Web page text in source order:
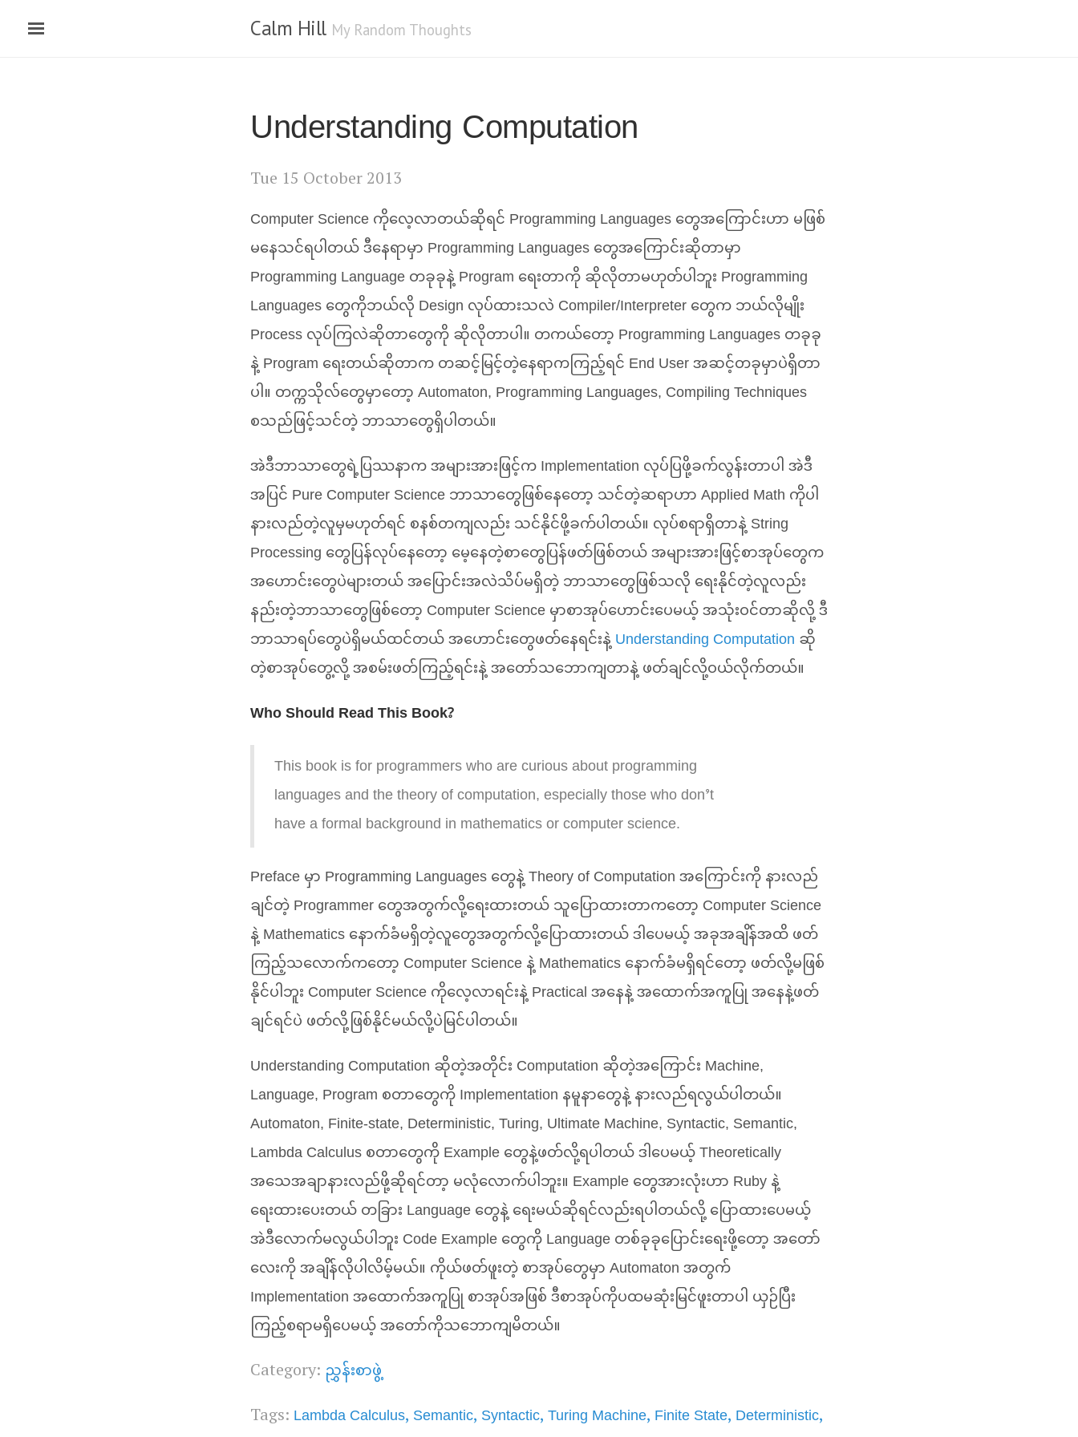
Calm Hill My Random Thoughts
Understanding Computation
Tue 15 October 2013
Computer Science ကိုလေ့လာတယ်ဆိုရင် Programming Languages တွေအကြောင်းဟာ မဖြစ်
မနေသင်ရပါတယ် ဒီနေရာမှာ Programming Languages တွေအကြောင်းဆိုတာမှာ
Programming Language တခုခုနဲ့ Program ရေးတာကို ဆိုလိုတာမဟုတ်ပါဘူး Programming
Languages တွေကိုဘယ်လို Design လုပ်ထားသလဲ Compiler/Interpreter တွေက ဘယ်လိုမျိုး
Process လုပ်ကြလဲဆိုတာတွေကို ဆိုလိုတာပါ။ တကယ်တော့ Programming Languages တခုခု
နဲ့ Program ရေးတယ်ဆိုတာက တဆင့်မြင့်တဲ့နေရာကကြည့်ရင် End User အဆင့်တခုမှာပဲရှိတာ
ပါ။ တက္ကသိုလ်တွေမှာတော့ Automaton, Programming Languages, Compiling Techniques
စသည်ဖြင့်သင်တဲ့ ဘာသာတွေရှိပါတယ်။
အဲဒီဘာသာတွေရဲ့ပြဿနာက အများအားဖြင့်က Implementation လုပ်ပြဖို့ခက်လွန်းတာပါ အဲဒီ
အပြင် Pure Computer Science ဘာသာတွေဖြစ်နေတော့ သင်တဲ့ဆရာဟာ Applied Math ကိုပါ
နားလည်တဲ့လူမှမဟုတ်ရင် စနစ်တကျလည်း သင်နိုင်ဖို့ခက်ပါတယ်။ လုပ်စရာရှိတာနဲ့ String
Processing တွေပြန်လုပ်နေတော့ မေ့နေတဲ့စာတွေပြန်ဖတ်ဖြစ်တယ် အများအားဖြင့်စာအုပ်တွေက
အဟောင်းတွေပဲများတယ် အပြောင်းအလဲသိပ်မရှိတဲ့ ဘာသာတွေဖြစ်သလို ရေးနိုင်တဲ့လူလည်း
နည်းတဲ့ဘာသာတွေဖြစ်တော့ Computer Science မှာစာအုပ်ဟောင်းပေမယ့် အသုံးဝင်တာဆိုလို့ ဒီ
ဘာသာရပ်တွေပဲရှိမယ်ထင်တယ် အဟောင်းတွေဖတ်နေရင်းနဲ့Understanding Computationဆို
တဲ့စာအုပ်တွေ့လို့ အစမ်းဖတ်ကြည့်ရင်းနဲ့ အတော်သဘောကျတာနဲ့ ဖတ်ချင်လို့ဝယ်လိုက်တယ်။
Who Should Read This Book?
This book is for programmers who are curious about programming
languages and the theory of computation, especially those who don’t
have a formal background in mathematics or computer science.
Preface မှာ Programming Languages တွေနဲ့ Theory of Computation အကြောင်းကို နားလည်
ချင်တဲ့ Programmer တွေအတွက်လို့ရေးထားတယ် သူပြောထားတာကတော့ Computer Science
နဲ့ Mathematics နောက်ခံမရှိတဲ့လူတွေအတွက်လို့ပြောထားတယ် ဒါပေမယ့် အခုအချိန်အထိ ဖတ်
ကြည့်သလောက်ကတော့ Computer Science နဲ့ Mathematics နောက်ခံမရှိရင်တော့ ဖတ်လို့မဖြစ်
နိုင်ပါဘူး Computer Science ကိုလေ့လာရင်းနဲ့ Practical အနေနဲ့ အထောက်အကူပြု အနေနဲ့ဖတ်
ချင်ရင်ပဲ ဖတ်လို့ဖြစ်နိုင်မယ်လို့ပဲမြင်ပါတယ်။
Understanding Computation ဆိုတဲ့အတိုင်း Computation ဆိုတဲ့အကြောင်း Machine,
Language, Program စတာတွေကို Implementation နမူနာတွေနဲ့ နားလည်ရလွယ်ပါတယ်။
Automaton, Finite-state, Deterministic, Turing, Ultimate Machine, Syntactic, Semantic,
Lambda Calculus စတာတွေကို Example တွေနဲ့ဖတ်လို့ရပါတယ် ဒါပေမယ့် Theoretically
အသေအချာနားလည်ဖို့ဆိုရင်တာ့ မလုံလောက်ပါဘူး။ Example တွေအားလုံးဟာ Ruby နဲ့
ရေးထားပေးတယ် တခြား Language တွေနဲ့ ရေးမယ်ဆိုရင်လည်းရပါတယ်လို့ ပြောထားပေမယ့်
အဲဒီလောက်မလွယ်ပါဘူး Code Example တွေကို Language တစ်ခုခုပြောင်းရေးဖို့တော့ အတော်
လေးကို အချိန်လိုပါလိမ့်မယ်။ ကိုယ်ဖတ်ဖူးတဲ့ စာအုပ်တွေမှာ Automaton အတွက်
Implementation အထောက်အကူပြု စာအုပ်အဖြစ် ဒီစာအုပ်ကိုပထမဆုံးမြင်ဖူးတာပါ ယှဉ်ပြီး
ကြည့်စရာမရှိပေမယ့် အတော်ကိုသဘောကျမိတယ်။
Category: ညွှန်းစာဖွဲ့
Tags: Lambda Calculus, Semantic, Syntactic, Turing Machine, Finite State, Deterministic,